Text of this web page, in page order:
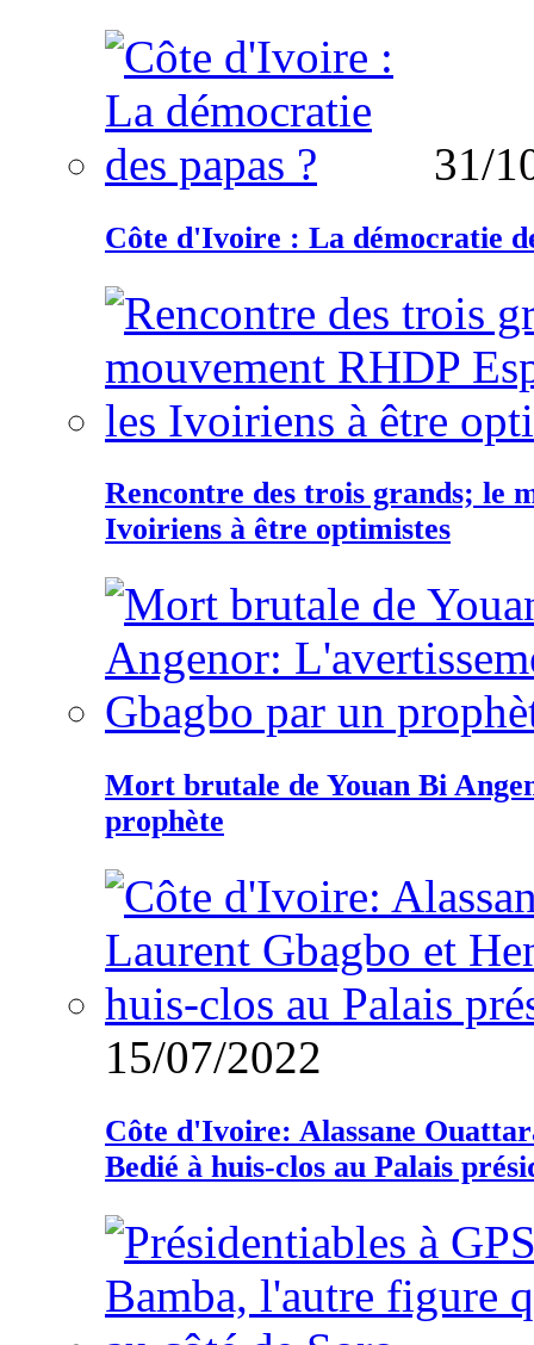
31/
Côte d'Ivoire : La démocratie
Rencontre des trois grands; le
Ivoiriens à être optimistes
Mort brutale de Youan Bi
prophète
15/07/2022
Côte d'Ivoire: Alassane
Bedié à huis-clos au Palais